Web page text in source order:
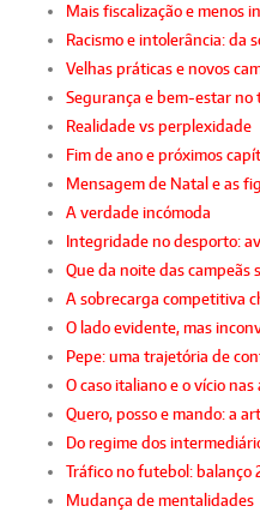
Mais fiscalização e menos
Racismo e intolerância: da
Velhas práticas e novos
Segurança e bem-estar
Realidade vs perplexidade
Fim de ano e próximos
Mensagem de Natal e as
A verdade incómoda
Integridade no desporto:
Que da noite das campeãs
A sobrecarga competitiva
O lado evidente, mas
Pepe: uma trajetória de
O caso italiano e o vício nas
Quero, posso e mando: a
Do regime dos
Tráfico no futebol: balanço
Mudança de mentalidades